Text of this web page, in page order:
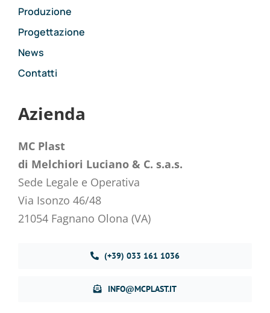
Produzione
Progettazione
News
Contatti
Azienda
MC Plast
di Melchiori Luciano & C. s.a.s.
Sede Legale e Operativa
Via Isonzo 46/48
21054 Fagnano Olona (VA)
(+39) 033 161 1036
INFO@MCPLAST.IT